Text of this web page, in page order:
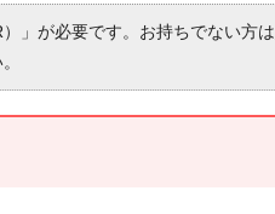
」が必要です。お持ちでない方は